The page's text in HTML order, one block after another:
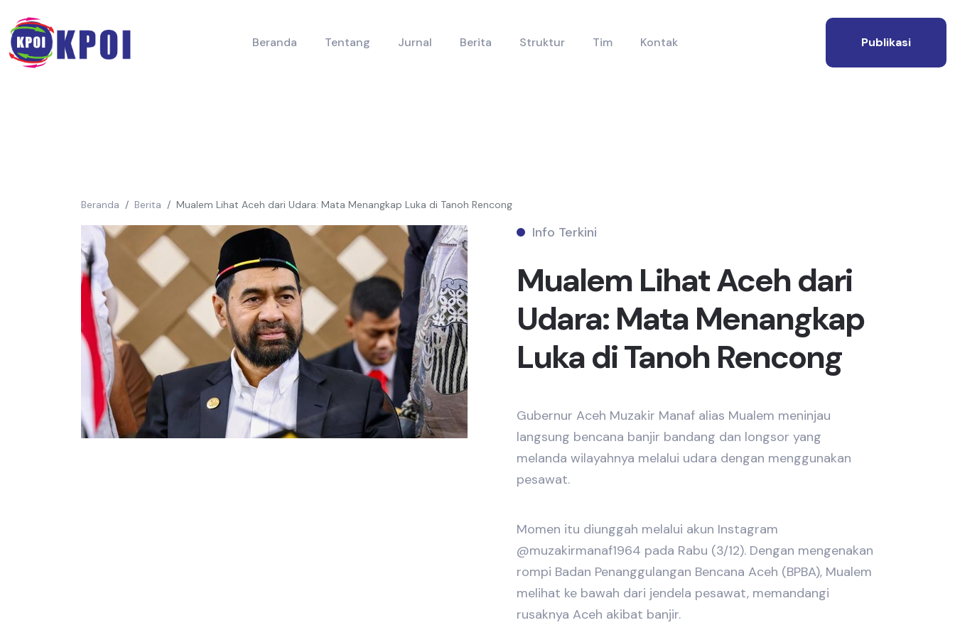
Beranda Tentang Jurnal Berita Struktur Tim Kontak Publikasi
Beranda Berita Mualem Lihat Aceh dari Udara: Mata Menangkap Luka di Tanoh Rencong
Info Terkini
Mualem Lihat Aceh dari
Udara: Mata Menangkap
Luka di Tanoh Rencong
Gubernur Aceh Muzakir Manaf alias Mualem meninjau
langsung bencana banjir bandang dan longsor yang
melanda wilayahnya melalui udara dengan menggunakan
pesawat.
Momen itu diunggah melalui akun Instagram
@muzakirmanaf1964 pada Rabu (3/12). Dengan mengenakan
rompi Badan Penanggulangan Bencana Aceh (BPBA), Mualem
melihat ke bawah dari jendela pesawat, memandangi
rusaknya Aceh akibat banjir.